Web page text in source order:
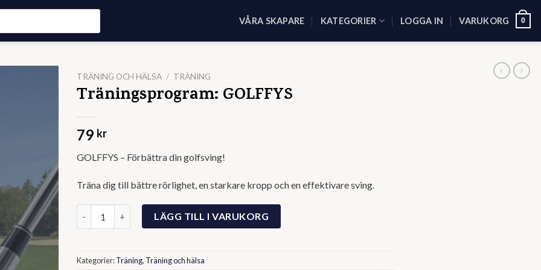
VÅRA SKAPARE KATEGORIER LOGGA IN VARUKORG 0
TRÄNING OCH HÄLSA / TRÄNING
Träningsprogram: GOLFFYS
79 kr
GOLFFYS – Förbättra din golfsving!
Träna dig till bättre rörlighet, en starkare kropp och en effektivare sving.
Träningsprogram: GOLFFYS mängd
LÄGG TILL I VARUKORG
Kategorier:Träning, Träning och hälsa